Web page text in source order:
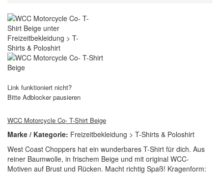
Link funktioniert nicht?
Bitte Adblocker pausieren
WCC Motorcycle Co- T-Shirt Beige
Marke / Kategorie: Freizeitbekleidung > T-Shirts & Poloshirt
West Coast Choppers hat ein wunderbares T-Shirt für dich. Aus
reiner Baumwolle, in frischem Beige und mit original WCC-
Motiven auf Brust und Rücken. Macht richtig Spaß! Kragenform: